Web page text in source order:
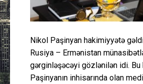
Nikol Paşinyan hakimiyyətə
Rusiya – Ermənistan
gərginləşəcəyi gözlənilən idi. Bu
Paşinyanın inhisarında olan